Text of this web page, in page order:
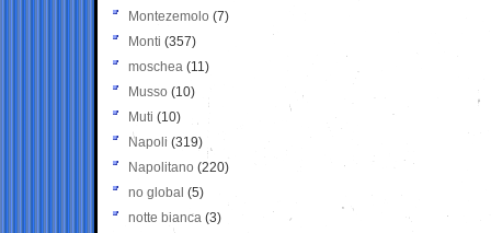
Montezemolo (7)
Monti (357)
moschea (11)
Musso (10)
Muti (10)
Napoli (319)
Napolitano (220)
no global (5)
notte bianca (3)